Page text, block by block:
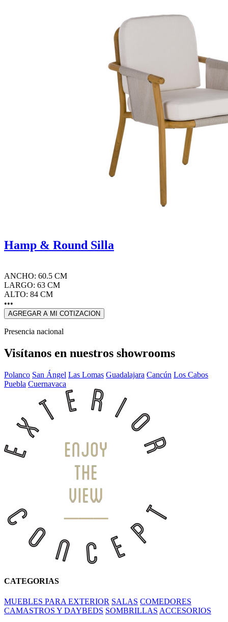
Hamp & Round Silla
ANCHO: 60.5 CM
LARGO: 63 CM
ALTO: 84 CM
•••
AGREGAR A MI COTIZACION
Presencia nacional
Visítanos en nuestros showrooms
Polanco San Ángel Las Lomas Guadalajara Cancún Los Cabos
Puebla Cuernavaca
CATEGORIAS
MUEBLES PARA EXTERIOR SALAS COMEDORES
CAMASTROS Y DAYBEDS SOMBRILLAS ACCESORIOS